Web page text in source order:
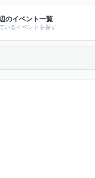
のイベント一覧
いるイベントを探す